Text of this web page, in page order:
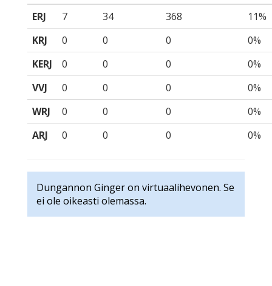
ERJ
7 34 368
11%
KRJ
0 0 0
0%
KERJ
0 0 0
0%
VVJ
0 0 0
0%
WRJ
0 0 0
0%
ARJ
0 0 0 0%
Dungannon Ginger on virtuaalihevonen. Se
ei ole oikeasti olemassa.